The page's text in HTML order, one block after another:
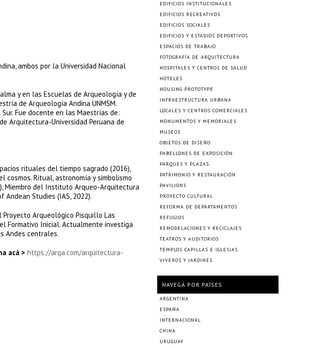
ambos por la Universidad Nacional
y en las Escuelas de Arqueología y de
de Arqueología Andina UNMSM.
Fue docente en las Maestrías de:
Arquitectura-Universidad Peruana de
rituales del tiempo sagrado (2016),
Ritual, astronomía y simbolismo
Miembro del Instituto Arqueo-Arquitectura
Andean Studies (IAS, 2022).
Proyecto Arqueológico Pisquillo Las
Formativo Inicial. Actualmente investiga
Andes centrales.
acá > https://arqa.com/arquitectura-
EDIFICIOS INSTITUCIONALES
EDIFICIOS RECREATIVOS
EDIFICIOS SOCIALES
EDIFICIOS Y ESTADIOS DEPORTIVOS
ESPACIOS DE TRABAJO
FOTOGRAFÍA DE ARQUITECTURA
HOSPITALES Y CENTROS DE SALUD
HOTELES
HOUSING PROTOTYPE
INFRAESTRUCTURA URBANA
LOCALES Y CENTROS COMERCIALES
MONUMENTOS Y MEMORIALES
MUSEOS
OBJETOS DE DISEÑO
PABELLONES DE EXPOSICIÓN
PARQUES Y PLAZAS
PATRIMONIO Y RESTAURACIÓN
PAVILIONS
PROYECTO CULTURAL
REFORMA DE DEPARTAMENTOS
REFUGIOS
REMODELACIONES Y RECICLAJES
TEATROS Y AUDITORIOS
TEMPLOS CAPILLAS E IGLESIAS
VIVEROS Y JARDINES
NAVEGÁ POR PAÍSES
ARGENTINA
ESPAÑA
INTERNACIONAL
CHINA
URUGUAY